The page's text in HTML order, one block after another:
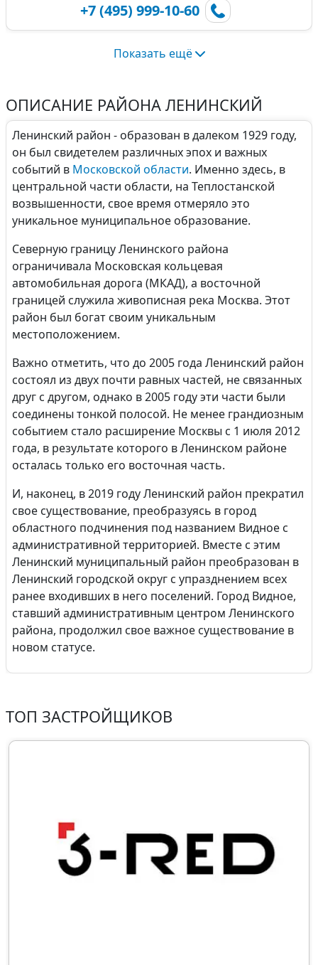
+7 (495) 999-10-60
Показать ещё
ОПИСАНИЕ РАЙОНА ЛЕНИНСКИЙ
Ленинский район - образован в далеком 1929 году,
он был свидетелем различных эпох и важных
событий в Московской области. Именно здесь, в
центральной части области, на Теплостанской
возвышенности, свое время отмеряло это
уникальное муниципальное образование.
Северную границу Ленинского района
ограничивала Московская кольцевая
автомобильная дорога (МКАД), а восточной
границей служила живописная река Москва. Этот
район был богат своим уникальным
местоположением.
Важно отметить, что до 2005 года Ленинский район
состоял из двух почти равных частей, не связанных
друг с другом, однако в 2005 году эти части были
соединены тонкой полосой. Не менее грандиозным
событием стало расширение Москвы с 1 июля 2012
года, в результате которого в Ленинском районе
осталась только его восточная часть.
И, наконец, в 2019 году Ленинский район прекратил
свое существование, преобразуясь в город
областного подчинения под названием Видное с
административной территорией. Вместе с этим
Ленинский муниципальный район преобразован в
Ленинский городской округ с упразднением всех
ранее входивших в него поселений. Город Видное,
ставший административным центром Ленинского
района, продолжил свое важное существование в
новом статусе.
ТОП ЗАСТРОЙЩИКОВ